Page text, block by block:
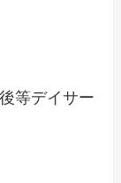
等デイサー